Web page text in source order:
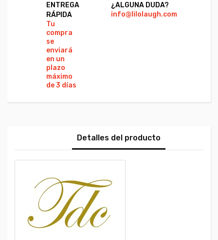
ENTREGA
RÁPIDA
Tu
compra
se
enviará
en un
plazo
máximo
de 3 días
¿ALGUNA DUDA?
info@lilolaugh.com
Detalles del producto